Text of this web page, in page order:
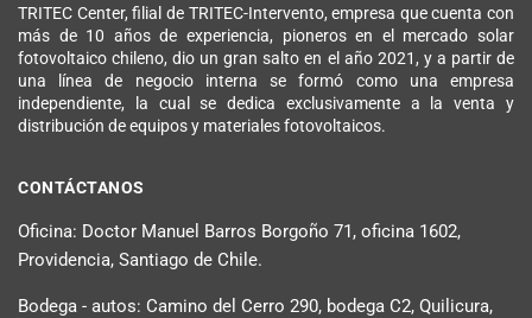
TRITEC Center, filial de TRITEC-Intervento, empresa que cuenta con
más de 10 años de experiencia, pioneros en el mercado solar
fotovoltaico chileno, dio un gran salto en el año 2021, y a partir de
una línea de negocio interna se formó como una empresa
independiente, la cual se dedica exclusivamente a la venta y
distribución de equipos y materiales fotovoltaicos.
CONTÁCTANOS
Oficina: Doctor Manuel Barros Borgoño 71, oficina 1602,
Providencia, Santiago de Chile.
Bodega - autos: Camino del Cerro 290, bodega C2, Quilicura,